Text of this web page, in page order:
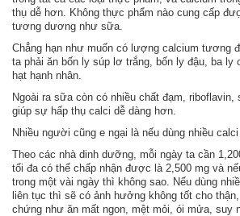
thụ dễ hơn. Không thực phẩm nào cung cấp
tương dương như sữa.
Chẳng hạn như muốn có lượng calcium tương
ta phải ăn bốn ly súp lơ trắng, bốn ly đậu, ba ly
hạt hạnh nhân.
Ngoài ra sữa còn có nhiều chất đạm, riboflavin,
giúp sự hấp thụ calci dễ dàng hơn.
Nhiều người cũng e ngại là nếu dùng nhiều
Theo các nhà dinh dưỡng, mỗi ngày ta cần
tối đa có thể chấp nhận được là 2,500 mg và
trong một vài ngày thì không sao. Nếu dùng
liên tục thì sẽ có ảnh hưởng không tốt cho
chứng như ăn mất ngon, mệt mỏi, ói mửa,